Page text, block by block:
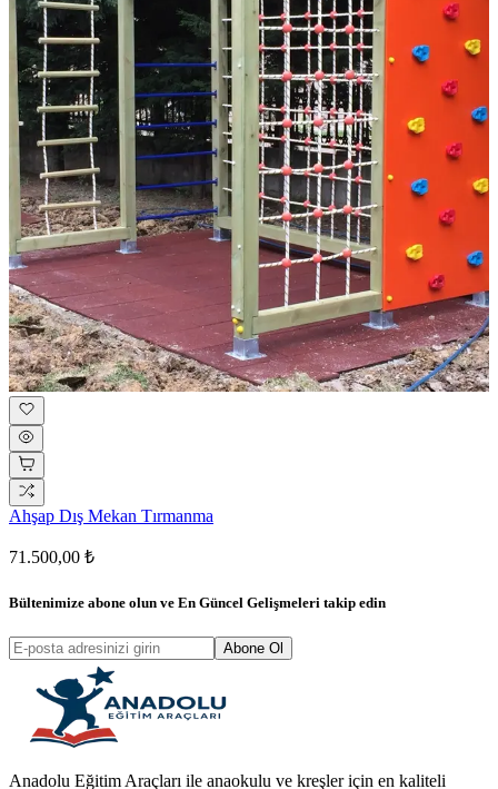
Ahşap Dış Mekan Tırmanma
71.500,00 ₺
Bültenimize abone olun ve En Güncel Gelişmeleri takip edin
Abone Ol
Anadolu Eğitim Araçları ile anaokulu ve kreşler için en kaliteli